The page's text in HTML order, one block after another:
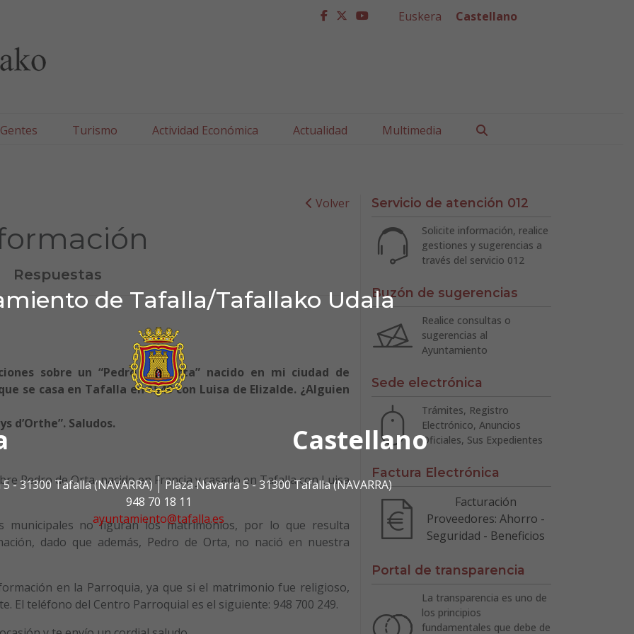
de Tafalla/Tafallako Udala
Castellano
- 31300 Tafalla (NAVARRA)
Plaza Navarra 5 - 31300 Tafalla (NAVARRA)
948 70 18 11
ayuntamiento@tafalla.es
facebook
twitter
youtube
Euskera Castellano
Turismo Actividad Económica Actualidad Multimedia
Volver
Respuestas
sobre un “Pedro de Ortta” nacido en mi ciudad de
se casa en Tafalla en 1549 con Luisa de Elizalde. ¿Alguien
d’Orthe”. Saludos.
Pedro de Orta, nacido en Francia y casado en Tafalla con Luisa
municipales no figuran los matrimonios, por lo que resulta
dado que además, Pedro de Orta, no nació en nuestra
en la Parroquia, ya que si el matrimonio fue religioso,
El teléfono del Centro Parroquial es el siguiente: 948 700 249.
Servicio de atención 012
Solicite información, realice
gestiones y sugerencias a
través del servicio 012
Buzón de sugerencias
Realice consultas o
sugerencias al
Ayuntamiento
Sede electrónica
Trámites, Registro
Electrónico, Anuncios
Oficiales, Sus Expedientes
Factura Electrónica
Facturación
Proveedores: Ahorro -
Seguridad - Beneficios
Portal de transparencia
La transparencia es uno de
los principios
fundamentales que debe de